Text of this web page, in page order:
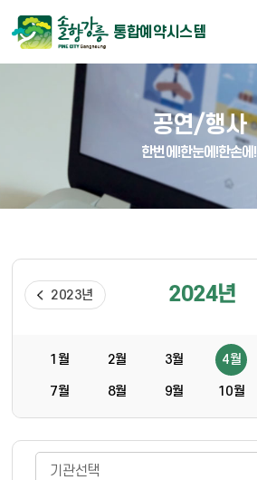
통합예약시스템
공연/행사
한번에!한눈에!한손에!
2024년
2023년
1월 2월 3월 4월
7월 8월 9월 10월